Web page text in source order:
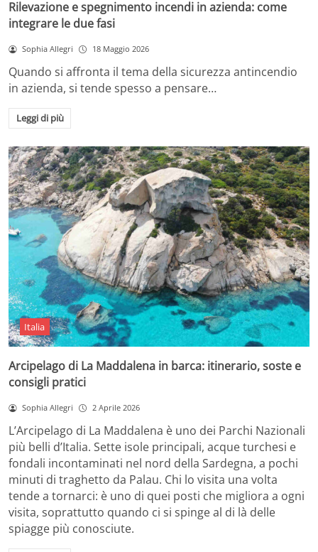
Rilevazione e spegnimento incendi in azienda: come
integrare le due fasi
Sophia Allegri 18 Maggio 2026
Quando si affronta il tema della sicurezza antincendio
in azienda, si tende spesso a pensare…
Leggi di più
Italia
Arcipelago di La Maddalena in barca: itinerario, soste e
consigli pratici
Sophia Allegri 2 Aprile 2026
L’Arcipelago di La Maddalena è uno dei Parchi Nazionali
più belli d’Italia. Sette isole principali, acque turchesi e
fondali incontaminati nel nord della Sardegna, a pochi
minuti di traghetto da Palau. Chi lo visita una volta
tende a tornarci: è uno di quei posti che migliora a ogni
visita, soprattutto quando ci si spinge al di là delle
spiagge più conosciute.